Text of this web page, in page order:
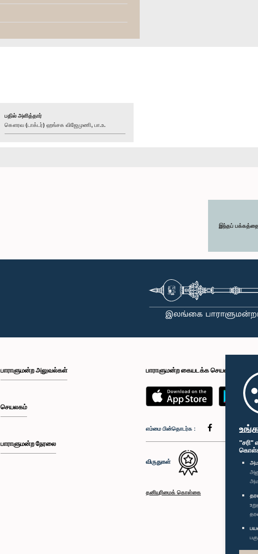
பதில் அளித்தார்
கௌரவ (டாக்டர்) ஹங்சக விஜேமுணி, பா.உ.
இந்தப்
பாராளுமன்ற அலுவல்கள்
செயலகம்
பாராளுமன்ற நேரலை
பாராளுமன்ற கையடக்க செயலி
எம்மை பின்தொடர்க :
விருதுகள்
தனியுரிமைக் கொள்கை